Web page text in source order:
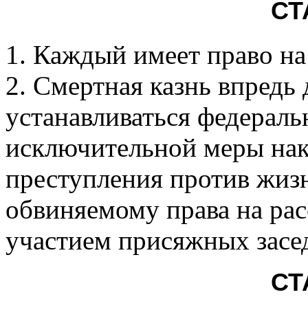
1. Каждый имеет право
2. Смертная казнь
устанавливаться
исключительной меры
преступления против
обвиняемому права на
участием присяжных